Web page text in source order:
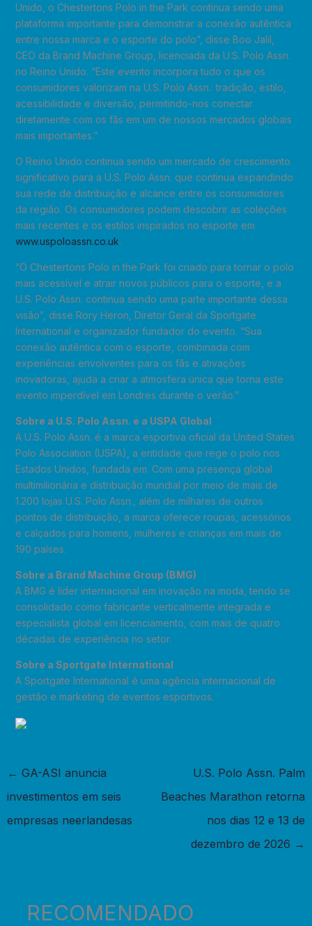
Unido, o Chestertons Polo in the Park continua sendo uma
plataforma importante para demonstrar a conexão autêntica
entre nossa marca e o esporte do polo”, disse Boo Jalil,
CEO da Brand Machine Group, licenciada da U.S. Polo Assn.
no Reino Unido. “Este evento incorpora tudo o que os
consumidores valorizam na U.S. Polo Assn.: tradição, estilo,
acessibilidade e diversão, permitindo-nos conectar
diretamente com os fãs em um de nossos mercados globais
mais importantes.”
O Reino Unido continua sendo um mercado de crescimento
significativo para a U.S. Polo Assn. que continua expandindo
sua rede de distribuição e alcance entre os consumidores
da região. Os consumidores podem descobrir as coleções
mais recentes e os estilos inspirados no esporte em
www.uspoloassn.co.uk.
“O Chestertons Polo in the Park foi criado para tornar o polo
mais acessível e atrair novos públicos para o esporte, e a
U.S. Polo Assn. continua sendo uma parte importante dessa
visão”, disse Rory Heron, Diretor Geral da Sportgate
International e organizador fundador do evento. “Sua
conexão autêntica com o esporte, combinada com
experiências envolventes para os fãs e ativações
inovadoras, ajuda a criar a atmosfera única que torna este
evento imperdível em Londres durante o verão.”
Sobre a U.S. Polo Assn. e a USPA Global
A U.S. Polo Assn. é a marca esportiva oficial da United States
Polo Association (USPA), a entidade que rege o polo nos
Estados Unidos, fundada em. Com uma presença global
multimilionária e distribuição mundial por meio de mais de
1.200 lojas U.S. Polo Assn., além de milhares de outros
pontos de distribuição, a marca oferece roupas, acessórios
e calçados para homens, mulheres e crianças em mais de
190 países.
Sobre a Brand Machine Group (BMG)
A BMG é líder internacional em inovação na moda, tendo se
consolidado como fabricante verticalmente integrada e
especialista global em licenciamento, com mais de quatro
décadas de experiência no setor.
Sobre a Sportgate International
A Sportgate International é uma agência internacional de
gestão e marketing de eventos esportivos.
← GA-ASI anuncia
investimentos em seis
empresas neerlandesas
U.S. Polo Assn. Palm
Beaches Marathon retorna
nos dias 12 e 13 de
dezembro de 2026 →
RECOMENDADO